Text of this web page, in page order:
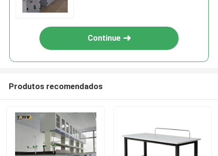
Continue
Produtos recomendados